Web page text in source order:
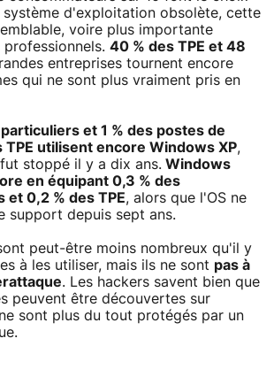
système d'exploitation obsolète, cette
voire plus importante
40 % des TPE et 48
entreprises tournent encore
qui ne sont plus vraiment pris en
et 1 % des postes de
TPE utilisent encore Windows XP,
stoppé il y a dix ans. Windows
en équipant 0,3 % des
et 0,2 % des TPE, alors que l'OS ne
support depuis sept ans.
peut-être moins nombreux qu'il y
à les utiliser, mais ils ne sont pas à
. Les hackers savent bien que
peuvent être découvertes sur
sont plus du tout protégés par un